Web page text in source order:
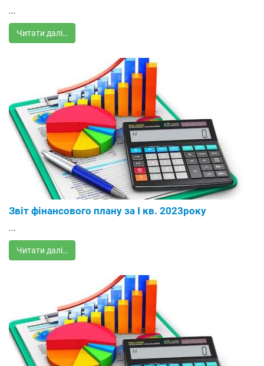
...
Читати далі…
Звіт фінансового плану за I кв. 2023року
...
Читати далі…